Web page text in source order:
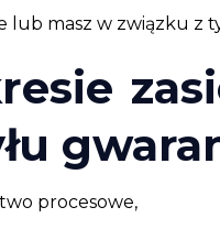
lub masz w związku z
procesowe,